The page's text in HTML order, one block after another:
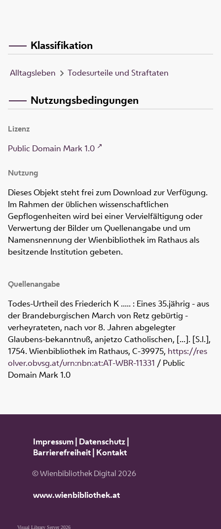
Klassifikation
Alltagsleben Todesurteile und Straftaten
Nutzungsbedingungen
Lizenz
Public Domain Mark 1.0
Nutzung
Dieses Objekt steht frei zum Download zur Verfügung.
Im Rahmen der üblichen wissenschaftlichen
Gepflogenheiten wird bei einer Vervielfältigung oder
Verwertung der Bilder um Quellenangabe und um
Namensnennung der Wienbibliothek im Rathaus als
besitzende Institution gebeten.
Quellenangabe
Todes-Urtheil des Friederich K ..... : Eines 35.jährig - aus
der Brandeburgischen March von Retz gebürtig -
verheyrateten, nach vor 8. Jahren abgelegter
Glaubens-bekanntnuß, anjetzo Catholischen, [...]. [S.l.],
1754. Wienbibliothek im Rathaus, C-39975, https://res
olver.obvsg.at/urn:nbn:at:AT-WBR-11331 / Public
Domain Mark 1.0
Impressum| Datenschutz|
Barrierefreiheit| Kontakt
© Wienbibliothek Digital 2026
www.wienbibliothek.at
Visual Library Server 2026